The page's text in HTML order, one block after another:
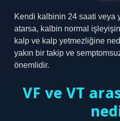
Kendi kalbinin 24 saati veya
atarsa, kalbin normal
kalp ve kalp yetmezliğine
yakın bir takip ve
önemlidir.
VF ve VT